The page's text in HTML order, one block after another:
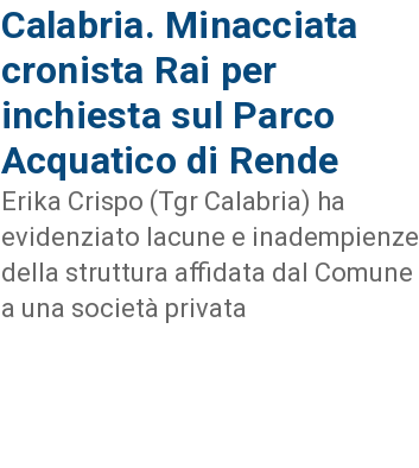
Calabria. Minacciata
cronista Rai per
inchiesta sul Parco
Acquatico di Rende
Erika Crispo (Tgr Calabria) ha
evidenziato lacune e inadempienze
della struttura affidata dal Comune
a una società privata